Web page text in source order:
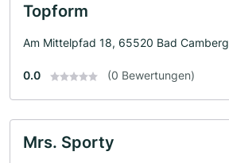
Topform
Am Mittelpfad 18, 65520 Bad Camberg
0.0 (0 Bewertungen)
Mrs. Sporty